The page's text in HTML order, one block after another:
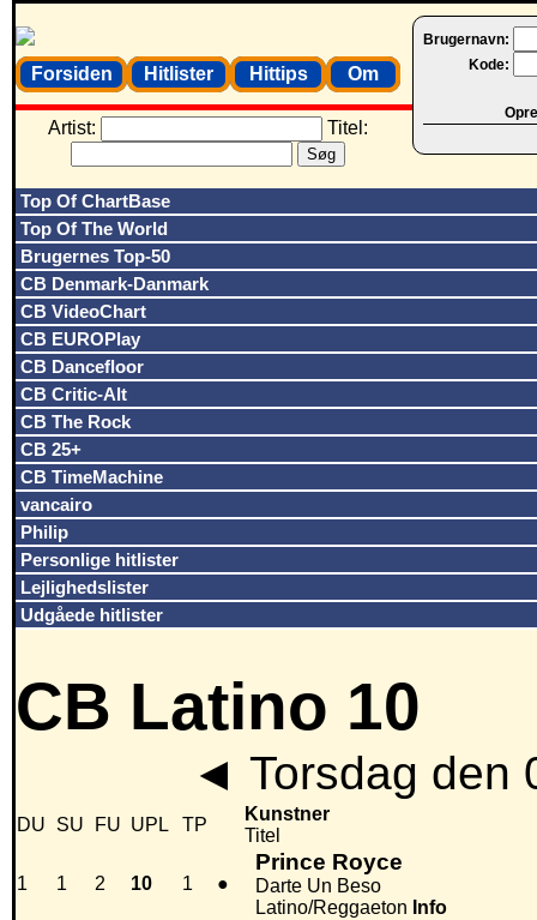
Brugernavn:
Kode:
Forsiden Hitlister Hittips Om
Artist: Titel:
Top Of ChartBase
Top Of The World
Brugernes Top-50
CB Denmark-Danmark
CB VideoChart
CB EUROPlay
CB Dancefloor
CB Critic-Alt
CB The Rock
CB 25+
CB TimeMachine
vancairo
Philip
Personlige hitlister
Lejlighedslister
Udgåede hitlister
CB Latino 10
◄ Torsdag den
DU SU FU UPL TP
Kunstner
Titel
1 1 2 10 1 ●
Prince Royce
Darte Un Beso
Latino/Reggaeton Info